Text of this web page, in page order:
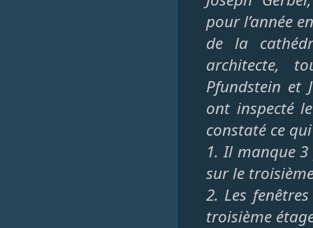
pour l’année
de la
architecte,
Pfundstein et
ont inspecté
constaté ce
1. Il manque
sur le
2. Les
troisième